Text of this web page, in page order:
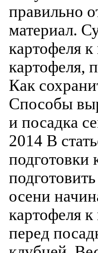
правильно
материал.
картофеля
картофеля,
Как
Способы
и посадка
2014 В
подготовки
осени
картофеля к
перед